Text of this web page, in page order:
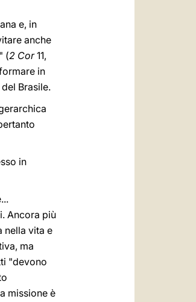
e, in
anche
(2 Cor11,
in
Brasile.
in
Ancora più
nella vita e
ma
"devono
missione è